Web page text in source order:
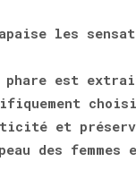
les
phare est
et
des femmes